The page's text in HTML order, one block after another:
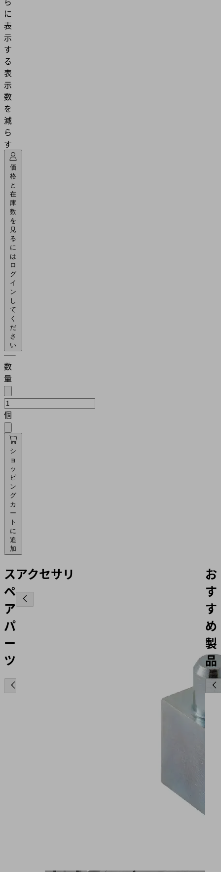
に
表
示
す
る
表
示
数
を
減
ら
す
価
格
と
在
庫
数
を
見
る
に
は
ロ
グ
イ
ン
し
て
く
だ
さ
い
数
量
個
シ
ョ
ッ
ピ
ン
グ
カ
ー
ト
に
追
加
ス
ペ
ア
パ
ー
ツ
アクセサリ
お
す
す
め
製
品